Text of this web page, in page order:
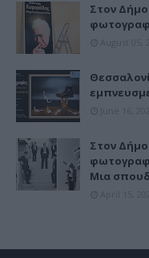
Στον
Στον
Μια